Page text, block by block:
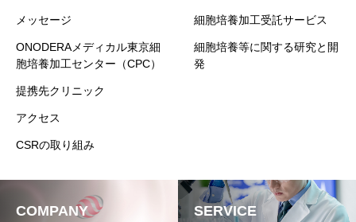
メッセージ
ONODERAメディカル東京細
胞培養加工センター（CPC）
提携先クリニック
アクセス
CSRの取り組み
細胞培養加工受託サービス
細胞培養等に関する研究と開
発
COMPANY SERVICE